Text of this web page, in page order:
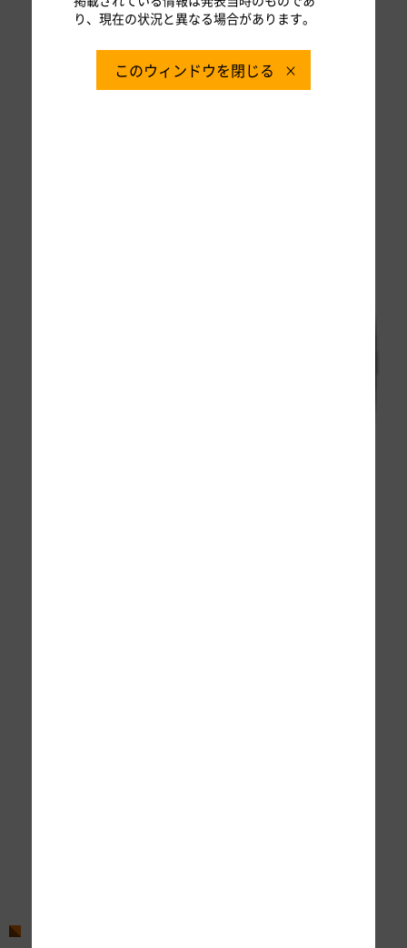
り、現在の状況と異なる場合があります。
このウィンドウを閉じる